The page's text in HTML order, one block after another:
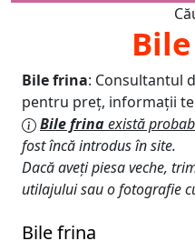
Bile frina: Consultantul
pentru preț, informații
Bile frinaexistă
fost încă introdus în site.
Dacă aveți piesa veche,
utilajului sau o fotografie
Bile frina